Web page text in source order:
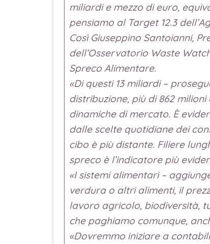
miliardi e mezzo di euro,
pensiamo al Target 12.3
Così Giuseppino Santoianni,
dell’Osservatorio Waste
Spreco Alimentare.
«Di questi 13 miliardi –
distribuzione, più di 862
dinamiche di mercato. È
dalle scelte quotidiane dei
cibo è più distante. Filiere
spreco è l’indicatore più
«I sistemi alimentari –
verdura o altri alimenti, il
lavoro agricolo, biodiversità,
che paghiamo comunque,
«Dovremmo iniziare a